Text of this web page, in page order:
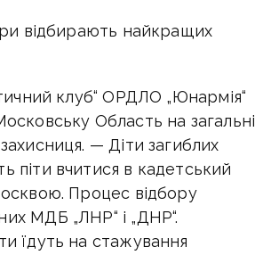
відбирають найкращих
клуб“ ОРДЛО „Юнармія“
Область на загальні
— Діти загиблих
піти вчитися в кадетський
Процес відбору
МДБ „ЛНР“ і „ДНР“.
їдуть на стажування